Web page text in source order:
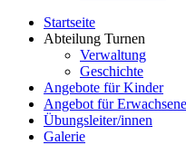
Startseite
Abteilung Turnen
Verwaltung
Geschichte
Angebote für Kinder
Angebot für Erwachsene
Übungsleiter/innen
Galerie